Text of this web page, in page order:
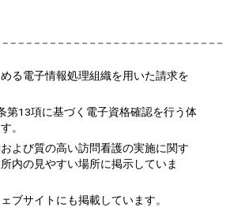
る電子情報処理組織を用いた請求を
第13項に基づく電子資格確認を行う体
。
および質の高い訪問看護の実施に関す
内の見やすい場所に掲示していま
ブサイトにも掲載しています。